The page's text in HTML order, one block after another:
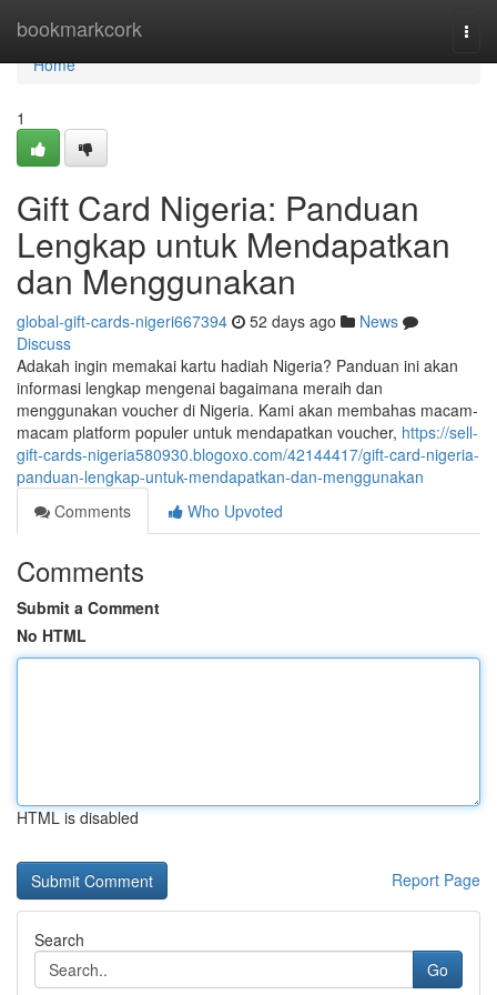
bookmarkcork
Home
Home
1
Gift Card Nigeria: Panduan
Lengkap untuk Mendapatkan
dan Menggunakan
global-gift-cards-nigeri667394 52 days ago
News
Discuss
Adakah ingin memakai kartu hadiah Nigeria? Panduan ini akan
informasi lengkap mengenai bagaimana meraih dan
menggunakan voucher di Nigeria. Kami akan membahas macam-
macam platform populer untuk mendapatkan voucher, https://sell-
gift-cards-nigeria580930.blogoxo.com/42144417/gift-card-nigeria-
panduan-lengkap-untuk-mendapatkan-dan-menggunakan
Comments
Who Upvoted
Comments
Submit a Comment
No HTML
HTML is disabled
Report Page
Search
Go